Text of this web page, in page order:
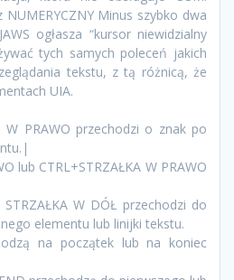
Minus szybko dwa
ogłasza “kursor niewidzialny
tych samych poleceń jakich
tekstu, z tą różnicą, że
UIA.
W PRAWO przechodzi o znak po
lub CTRL+STRZAŁKA W PRAWO
STRZAŁKA W DÓŁ przechodzi do
elementu lub linijki tekstu.
na początek lub na koniec